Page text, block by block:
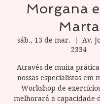
Morgana
Marta
sáb., 13 de mar.
  |
Av.
2334
Através de muita
nossas especialistas em
Workshop de
melhorará a capacidade